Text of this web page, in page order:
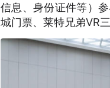
信息、身份证件等）
城门票、莱特兄弟VR三